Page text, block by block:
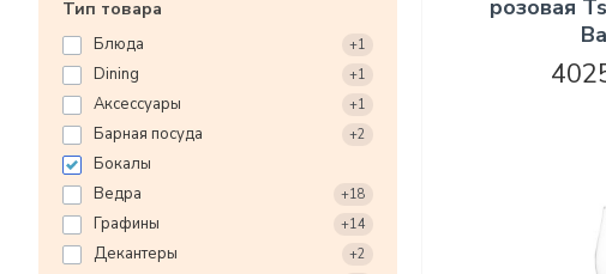
Тип товара
Блюда +1
Dining +1
Аксессуары +1
Барная посуда +2
Бокалы
Ведра
+18
Графины +14
Декантеры +2
розовая